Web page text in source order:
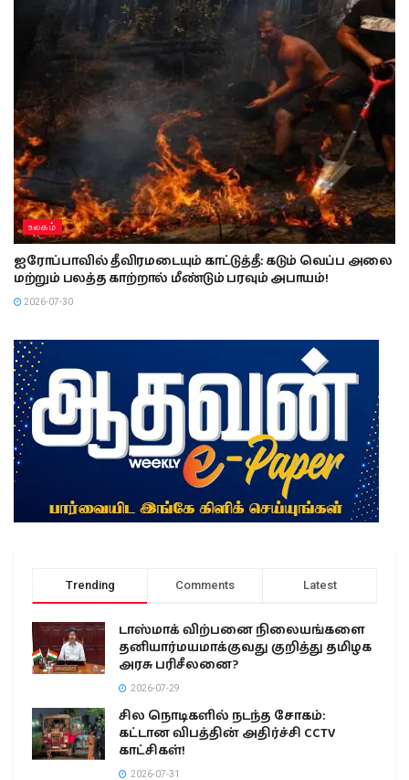
உலகம்
ஐரோப்பாவில் தீவிரமடையும் காட்டுத்தீ: கடும் வெப்ப அலை
மற்றும் பலத்த காற்றால் மீண்டும் பரவும் அபாயம்!
2026-07-30
Trending Comments Latest
டாஸ்மாக் விற்பனை நிலையங்களை
தனியார்மயமாக்குவது குறித்து தமிழக
அரசு பரிசீலனை?
2026-07-29
சில நொடிகளில் நடந்த சோகம்:
கட்டான விபத்தின் அதிர்ச்சி CCTV
காட்சிகள்!
2026-07-31